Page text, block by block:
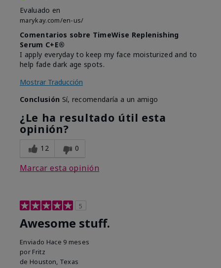
Evaluado en
marykay.com/en-us/
Comentarios sobre TimeWise Replenishing
Serum C+E®
I apply everyday to keep my face moisturized and to
help fade dark age spots.
Mostrar Traducción
Conclusión Sí, recomendaría a un amigo
¿Le ha resultado útil esta
opinión?
12 0
Marcar esta opinión
5
Awesome stuff.
Enviado Hace 9 meses
por Fritz
de Houston, Texas